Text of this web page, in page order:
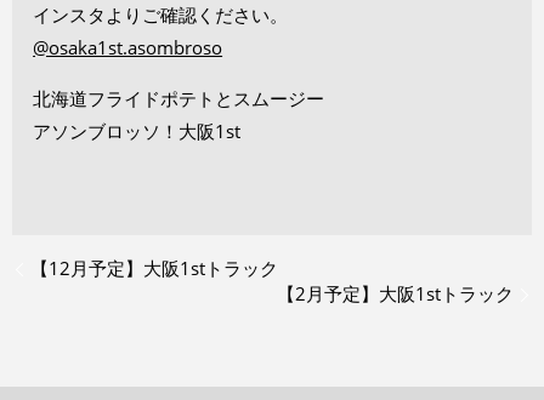
インスタよりご確認ください。
@osaka1st.asombroso
北海道フライドポテトとスムージー
アソンブロッソ！大阪1st
【12月予定】大阪1stトラック
【2月予定】大阪1stトラック